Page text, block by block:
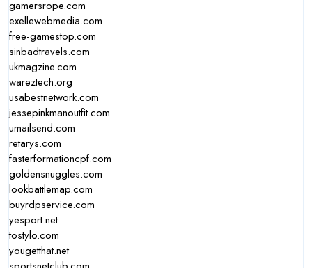
gamersrope.com
exellewebmedia.com
free-gamestop.com
sinbadtravels.com
ukmagzine.com
wareztech.org
usabestnetwork.com
jessepinkmanoutfit.com
umailsend.com
retarys.com
fasterformationcpf.com
goldensnuggles.com
lookbattlemap.com
buyrdpservice.com
yesport.net
tostylo.com
yougetthat.net